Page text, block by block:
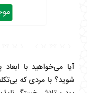
آیا می‌خواهید با
شوید؟ با مردی که